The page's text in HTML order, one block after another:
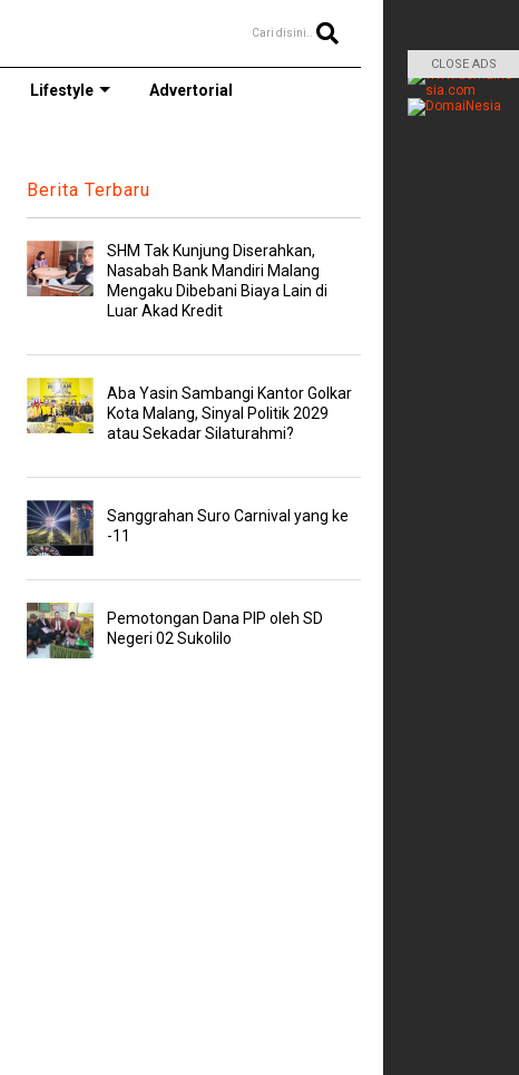
Cari disini..
Lifestyle Advertorial
Berita Terbaru
SHM Tak Kunjung Diserahkan,
Nasabah Bank Mandiri Malang
Mengaku Dibebani Biaya Lain di
Luar Akad Kredit
Aba Yasin Sambangi Kantor Golkar
Kota Malang, Sinyal Politik 2029
atau Sekadar Silaturahmi?
Sanggrahan Suro Carnival yang ke
-11
Pemotongan Dana PIP oleh SD
Negeri 02 Sukolilo
CLOSE ADS